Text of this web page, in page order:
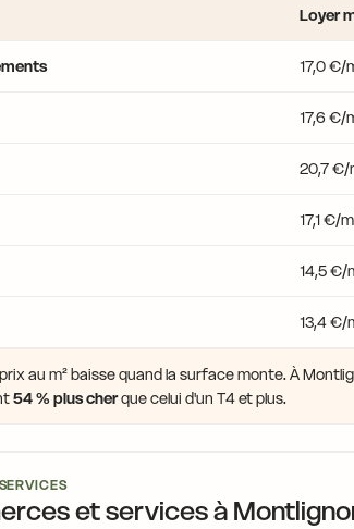
Loyer
17,0 €/
17,6 €/
20,7 €/
17,1 €/
14,5 €/
13,4 €/
au m² baisse quand la surface monte. À
54 % plus cherque celui d'un T4 et plus.
et services à